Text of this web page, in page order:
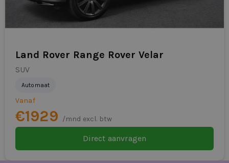
vraag direct een offerte aan. Vandaag aanvragen betekent
vaak direct rijden met maximale flexibiliteit.
Land Rover Range Rover Velar
SUV
Automaat
Vanaf
€1929 /mnd excl. btw
Direct aanvragen